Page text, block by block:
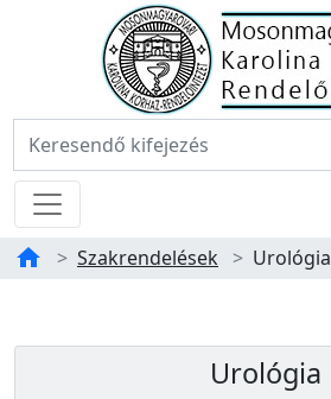
Főoldal
Keresés:
Menü
home Szakrendelések Urológia
Urológia Urológia